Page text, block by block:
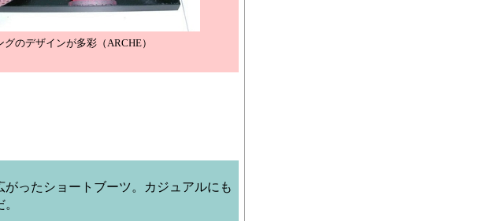
グのデザインが多彩（ARCHE）
ったショートブーツ。カジュアルにも